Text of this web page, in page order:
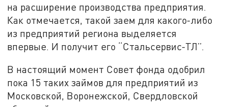
на расширение производства предприятия.
Как отмечается, такой заем для какого-либо
из предприятий региона выделяется
впервые. И получит его “Стальсервис-ТЛ”.
В настоящий момент Совет фонда одобрил
пока 15 таких займов для предприятий из
Московской, Воронежской, Свердловской